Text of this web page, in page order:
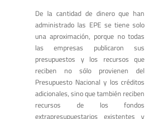
De la cantidad de dinero que han
administrado las EPE se tiene solo
una aproximación, porque no todas
las empresas publicaron sus
presupuestos y los recursos que
reciben no sólo provienen del
Presupuesto Nacional y los créditos
adicionales, sino que también reciben
recursos de los fondos
extrapresupuestarios existentes y